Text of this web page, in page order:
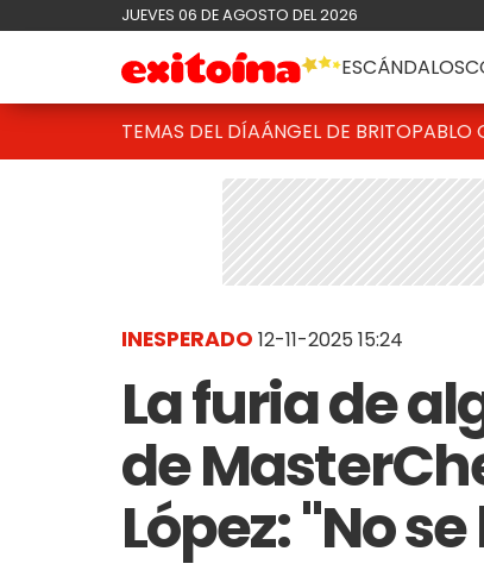
JUEVES 06 DE AGOSTO DEL 2026
ESCÁNDALOS
TEMAS DEL DÍAÁNGEL DE BRITOPABLO
INESPERADO 12-11-2025 15:24
La furia de
de
López: "No